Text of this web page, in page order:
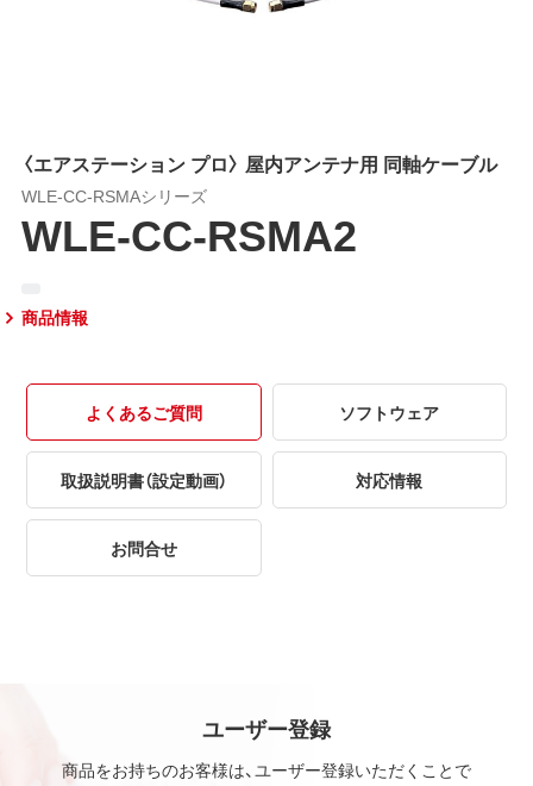
〈エアステーション プロ〉 屋内アンテナ用 同軸ケーブル
WLE-CC-RSMAシリーズ
WLE-CC-RSMA2
商品情報
よくあるご質問 ソフトウェア
取扱説明書（設定動画） 対応情報
お問合せ
ユーザー登録
商品をお持ちのお客様は、ユーザー登録いただくことで